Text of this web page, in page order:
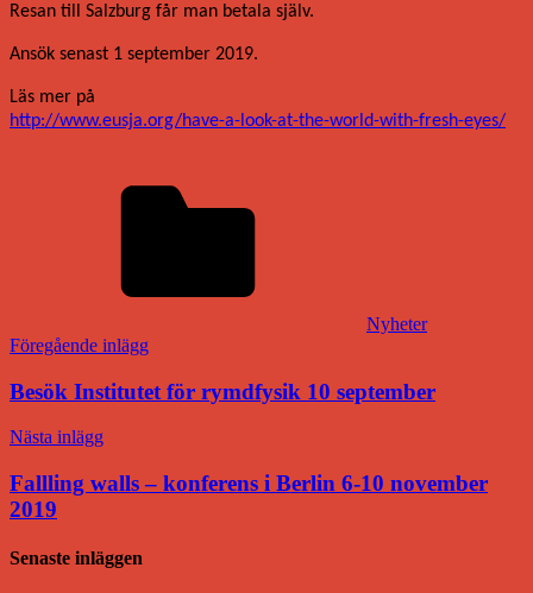
Resan till Salzburg får man betala själv.
Ansök senast 1 september 2019.
Läs mer på
http://www.eusja.org/have-a-look-at-the-world-with-fresh-eyes/
Nyheter
Inläggsnavigering
Föregående inlägg
Besök Institutet för rymdfysik 10 september
Nästa inlägg
Fallling walls – konferens i Berlin 6-10 november
2019
Senaste inläggen